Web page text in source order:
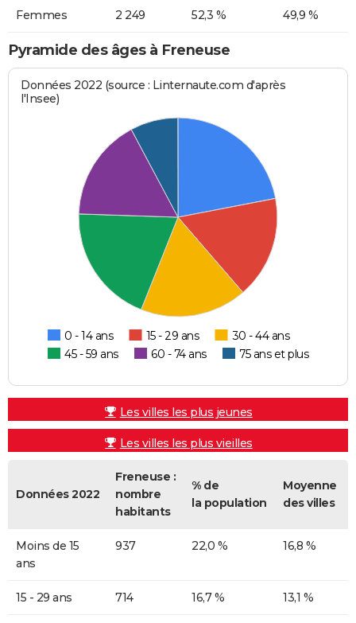
Femmes 2 249 52,3 % 49,9 %
Pyramide des âges à Freneuse
Données 2022 (source : Linternaute.com d'après
l'Insee)
0 - 14 ans 15 - 29 ans
30 - 44 ans
45 - 59 ans
60 - 74 ans 75 ans et plus
Les villes les plus jeunes
Les villes les plus vieilles
Données 2022
Freneuse :
nombre
habitants
% de
la population
Moyenne
des villes
Moins de 15
ans
937 22,0 % 16,8 %
15 - 29 ans 714 16,7 % 13,1 %